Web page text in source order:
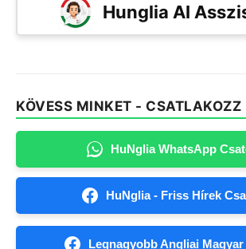
Hunglia AI
KÖVESS MINKET - CSATLAKOZZ
HuNglia WhatsApp
HuNglia - Friss Hírek
Legnagyobb Angliai